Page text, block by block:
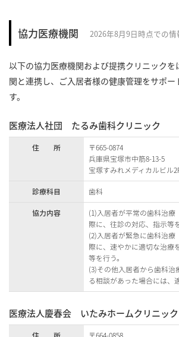
協力医療機関 2026年8月9日時点での情
以下の協力医療機関および提携クリニック
関と連携し、ご入居者様の健康管理をサポー
す。
医療法人社団 たるみ歯科クリニック
住 所
〒665-0874
兵庫県宝塚市中筋8-13-5
宝塚すみれメディカルビル
診療科目
歯科
協力内容
(1)入居者が平常の歯科治療
際に、往診の対応、指示等
(2)入居者が緊急に歯科治療
際に、速やかに適切な治療
等を行う。
(3)その他入居者から歯科治
る相談があった場合には、
医療法人慶春会 いたみホームクリニック